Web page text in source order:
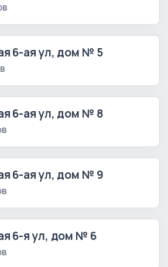
6-ая ул, дом № 5
6-ая ул, дом № 8
6-ая ул, дом № 9
6-я ул, дом № 6